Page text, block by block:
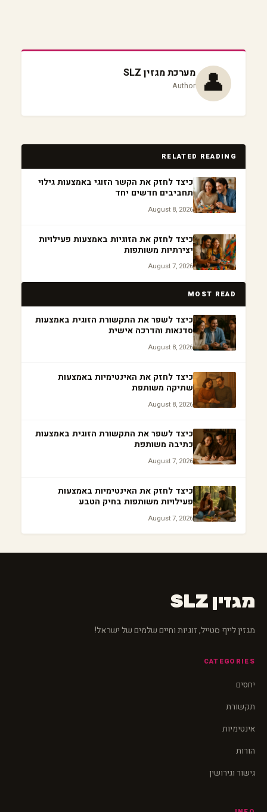
👤 מערכת מגזין SLZ
Author
RELATED READING
כיצד לחזק את הקשר הזוגי באמצעות גילוי
תחביבים חדשים יחד
August 8, 2026
כיצד לחזק את הזוגיות באמצעות פעילויות
יצירתיות משותפות
August 7, 2026
MOST READ
כיצד לשפר את התקשורת הזוגית באמצעות
סדנאות והדרכה אישית
August 8, 2026
כיצד לחזק את האינטימיות באמצעות
שתיקה משותפת
August 8, 2026
כיצד לשפר את התקשורת הזוגית באמצעות
כתיבה משותפת
August 7, 2026
כיצד לחזק את האינטימיות באמצעות
פעילויות משותפות בחיק הטבע
August 7, 2026
מגזין SLZ
מגזין לייף סטייל, זוגיות וחיים שלמים של ישראל!
CATEGORIES
יחסים
תקשורת
אינטימיות
הורות
גישור וגירושין